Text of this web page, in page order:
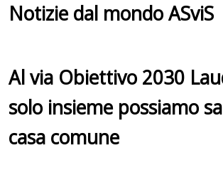
Notizie dal mondo ASviS
Al via Obiettivo 2030
solo insieme possiamo
casa comune